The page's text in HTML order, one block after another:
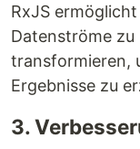
RxJS
Datenströme
transformieren,
Ergebnisse zu
3.